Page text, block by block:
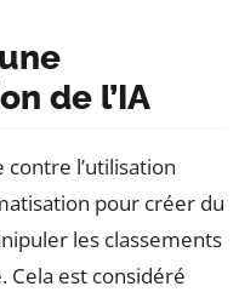
de l’IA
l’utilisation
pour créer du
les classements
Cela est considéré